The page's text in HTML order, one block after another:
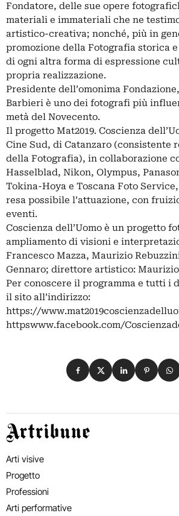
Fondatore, delle sue opere
materiali e immateriali che ne
artistico-creativa; nonché, più in
promozione della Fotografia storica
di ogni altra forma di espressione
propria realizzazione.
Presidente dell’omonima
Barbieri è uno dei fotografi più
metà del Novecento.
Il progetto Mat2019. Coscienza
Cine Sud, di Catanzaro (consistente
della Fotografia), in collaborazione
Hasselblad, Nikon, Olympus,
Tokina-Hoya e Toscana Foto
resa possibile l’attuazione, con
eventi.
Coscienza dell’Uomo è un progetto
ampliamento di visioni e
Francesco Mazza, Maurizio
Gennaro; direttore artistico:
Per conoscere il programma e tutti i
il sito all’indirizzo:
https://
httpswww.facebook.com/
Condividi su Facebook
Condividi su X
Condividi su
Condividi
Artribune
Arti visive
Progetto
Professioni
Arti performative